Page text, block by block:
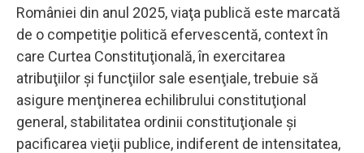
României din anul 2025, viaţa publică este marcată
de o competiţie politică efervescentă, context în
care Curtea Constituţională, în exercitarea
atribuţiilor şi funcţiilor sale esenţiale, trebuie să
asigure menţinerea echilibrului constituţional
general, stabilitatea ordinii constituţionale şi
pacificarea vieţii publice, indiferent de intensitatea,